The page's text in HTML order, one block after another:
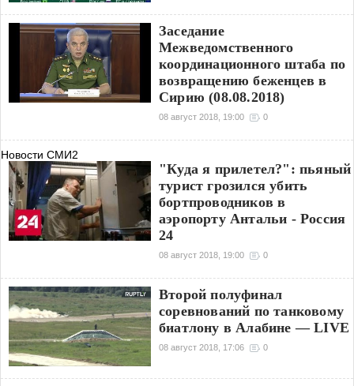
Заседание
Межведомственного
координационного штаба по
возвращению беженцев в
Сирию (08.08.2018)
08 август 2018, 19:00 0
Новости СМИ2
"Куда я прилетел?": пьяный
турист грозился убить
бортпроводников в
аэропорту Антальи - Россия
24
08 август 2018, 19:00 0
Второй полуфинал
соревнований по танковому
биатлону в Алабине — LIVE
08 август 2018, 17:06 0